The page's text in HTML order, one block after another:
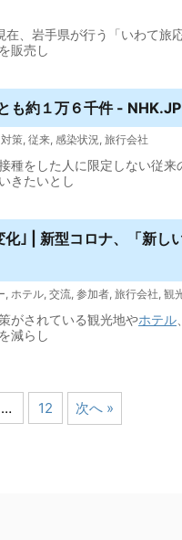
、岩手県が行う「いわて旅
販売し
も約１万６千件 - NHK.JP
対策, 従来, 感染状況, 旅行会社
種をした人に限定しない従来
きたいとし
｣ | 新型コロナ、「新し
, ホテル, 交流, 参加者, 旅行会社, 観
がされている観光地やホテル
減らし
… 12 次へ »